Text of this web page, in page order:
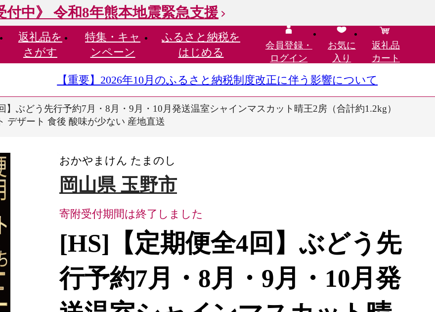
付中》 令和8年熊本地震緊急支援
返礼品を
さがす
特集・ キャ
ンペーン
ふるさと納税を
はじめる
会員登録・
ログイン
お気に
入り
返礼品
カート
【重要】2026年10月のふるさと納税制度改正に伴う影響について
】ぶどう先行予約7月・8月・9月・10月発送温室シャインマスカット晴王2房（合計約1.2kg）
デザート 食後 酸味が少ない 産地直送
おかやまけん たまのし
岡山県 玉野市
寄附受付期間は終了しました
[HS]【定期便全4回】ぶどう先
行予約7月・8月・9月・10月発